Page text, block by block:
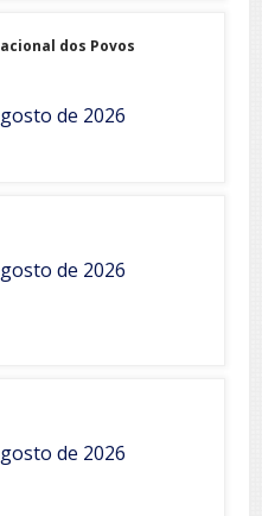
dos Povos
de 2026
de 2026
de 2026